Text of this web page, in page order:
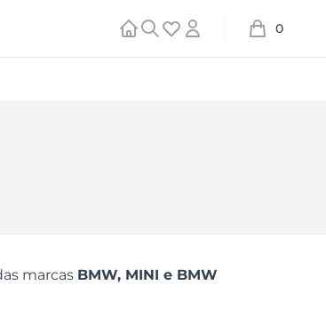
InícioProcurar
Favoritos
Conta 0
carrinho de
marcas BMW, MINI e BMW